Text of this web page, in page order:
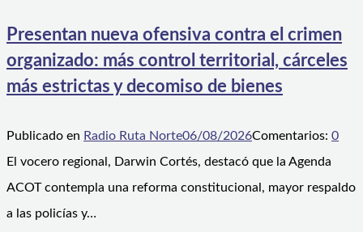
Presentan nueva ofensiva contra el crimen
organizado: más control territorial, cárceles
más estrictas y decomiso de bienes
Publicado en Radio Ruta Norte06/08/2026Comentarios: 0
El vocero regional, Darwin Cortés, destacó que la Agenda
ACOT contempla una reforma constitucional, mayor respaldo
a las policías y…